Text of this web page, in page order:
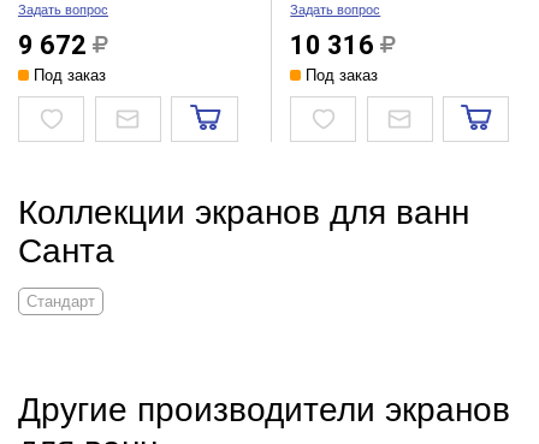
Задать вопрос
9 672
Под заказ
Задать вопрос
10 316
Под заказ
Коллекции экранов для ванн
Санта
Стандарт
Другие производители экранов